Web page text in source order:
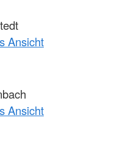
Ansicht
Ansicht